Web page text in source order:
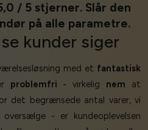
/ 5 stjerner. Slår den
på alle parametre.
kunder siger
med et fantastisk
problemfri - virkelig nem at
det begrænsede antal varer, vi
- er kundeoplevelsen